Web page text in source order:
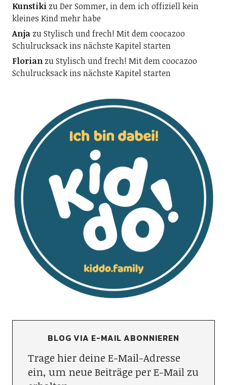
KunstikizuDer Sommer, in dem ich offiziell kein
kleines Kind mehr habe
AnjazuStylisch und frech! Mit dem coocazoo
Schulrucksack ins nächste Kapitel starten
FlorianzuStylisch und frech! Mit dem coocazoo
Schulrucksack ins nächste Kapitel starten
BLOG VIA E-MAIL ABONNIEREN
Trage hier deine E-Mail-Adresse
ein, um neue Beiträge per E-Mail zu